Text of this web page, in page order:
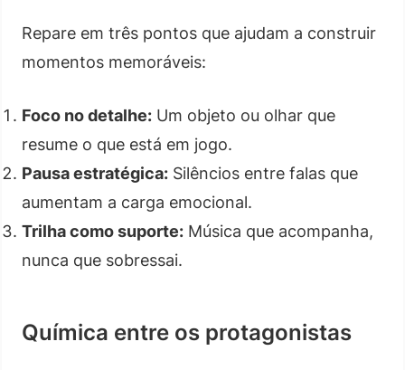
Repare em três pontos que ajudam a construir
momentos memoráveis:
Foco no detalhe: Um objeto ou olhar que
resume o que está em jogo.
Pausa estratégica: Silêncios entre falas que
aumentam a carga emocional.
Trilha como suporte: Música que acompanha,
nunca que sobressai.
Química entre os protagonistas